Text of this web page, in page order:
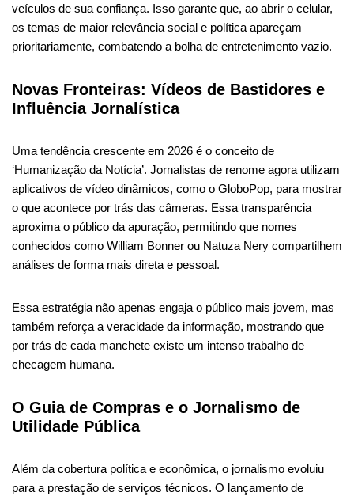
veículos de sua confiança. Isso garante que, ao abrir o celular,
os temas de maior relevância social e política apareçam
prioritariamente, combatendo a bolha de entretenimento vazio.
Novas Fronteiras: Vídeos de Bastidores e
Influência Jornalística
Uma tendência crescente em 2026 é o conceito de
‘Humanização da Notícia’. Jornalistas de renome agora utilizam
aplicativos de vídeo dinâmicos, como o GloboPop, para mostrar
o que acontece por trás das câmeras. Essa transparência
aproxima o público da apuração, permitindo que nomes
conhecidos como William Bonner ou Natuza Nery compartilhem
análises de forma mais direta e pessoal.
Essa estratégia não apenas engaja o público mais jovem, mas
também reforça a veracidade da informação, mostrando que
por trás de cada manchete existe um intenso trabalho de
checagem humana.
O Guia de Compras e o Jornalismo de
Utilidade Pública
Além da cobertura política e econômica, o jornalismo evoluiu
para a prestação de serviços técnicos. O lançamento de